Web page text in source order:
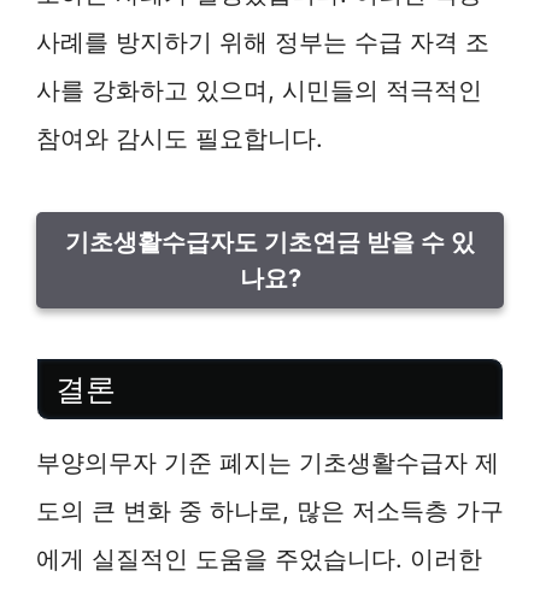
사례를 방지하기 위해 정부는 수급 자격 조
사를 강화하고 있으며, 시민들의 적극적인
참여와 감시도 필요합니다.
기초생활수급자도 기초연금 받을 수 있
나요?
결론
부양의무자 기준 폐지는 기초생활수급자 제
도의 큰 변화 중 하나로, 많은 저소득층 가구
에게 실질적인 도움을 주었습니다. 이러한